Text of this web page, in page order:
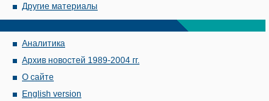
Другие материалы
Аналитика
Архив новостей 1989-2004 гг.
О сайте
English version